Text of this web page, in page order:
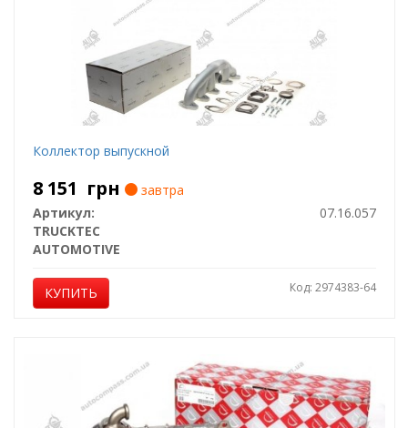
Коллектор выпускной
8 151 грн
завтра
Артикул:
07.16.057
TRUCKTEC
AUTOMOTIVE
КУПИТЬ Код: 2974383-64